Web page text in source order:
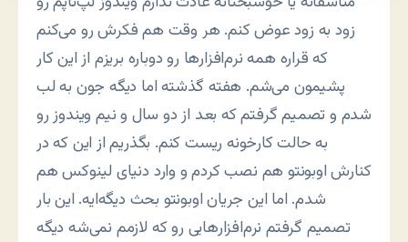
زود به زود عوض کنم. هر وقت هم فکرش رو می‌کنم
که قراره همه نرم‌افزارها رو دوباره بریزم از این کار
پشیمون می‌شم. هفته گذشته اما دیگه جون به لب
شدم و تصمیم گرفتم که بعد از دو سال و نیم ویندوز رو
به حالت کارخونه ریست کنم. بگذریم از این که در
کنارش اوبونتو هم نصب کردم و وارد دنیای لینوکس هم
شدم. اما این جریان اوبونتو بحث دیگه‌ایه. این بار
تصمیم گرفتم نرم‌افزارهایی رو که لازمم نمی‌شه دیگه